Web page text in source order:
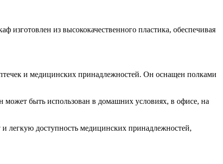
из высококачественного пластика, обеспечивая
и медицинских принадлежностей. Он оснащен полками
может быть использован в домашних условиях, в офисе, на
доступность медицинских принадлежностей,